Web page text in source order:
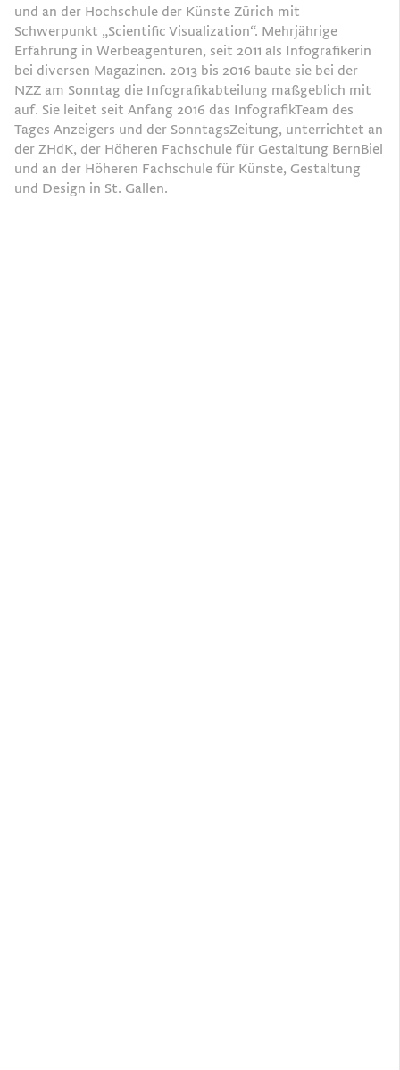
und an der Hochschule der Künste Zürich mit
Schwerpunkt „Scientific Visualization“. Mehrjährige
Erfahrung in Werbeagenturen, seit 2011 als Infografikerin
bei diversen Magazinen. 2013 bis 2016 baute sie bei der
NZZ am Sonntag die Infografikabteilung maßgeblich mit
auf. Sie leitet seit Anfang 2016 das Infografik­Team des
Tages Anzeigers und der SonntagsZeitung, unterrichtet an
der ZHdK, der Höheren Fachschule für Gestaltung Bern­Biel
und an der Höheren Fachschule für Künste, Gestaltung
und Design in St. Gallen.